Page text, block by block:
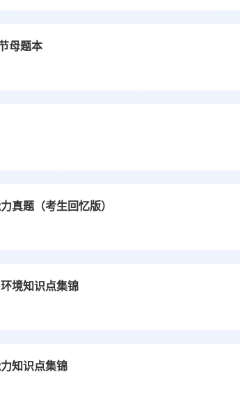
母题本
真题（考生回忆版）
境知识点集锦
知识点集锦